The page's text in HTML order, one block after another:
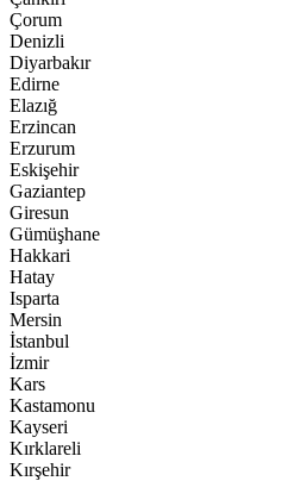
Çorum
Denizli
Diyarbakır
Edirne
Elazığ
Erzincan
Erzurum
Eskişehir
Gaziantep
Giresun
Gümüşhane
Hakkari
Hatay
Isparta
Mersin
İstanbul
İzmir
Kars
Kastamonu
Kayseri
Kırklareli
Kırşehir